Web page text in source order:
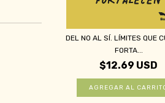
DEL NO AL SÍ. LÍMITES QUE
FORTA...
$12.69 USD